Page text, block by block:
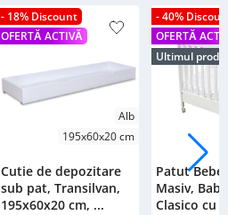
- 18% Discount
OFERTĂ ACTIVĂ
Alb
195x60x20 cm
Cutie de depozitare
sub pat, Transilvan,
195x60x20 cm, ...
- 40%
OFERTĂ
Ultimul
Patut
Masiv,
Clasico cu